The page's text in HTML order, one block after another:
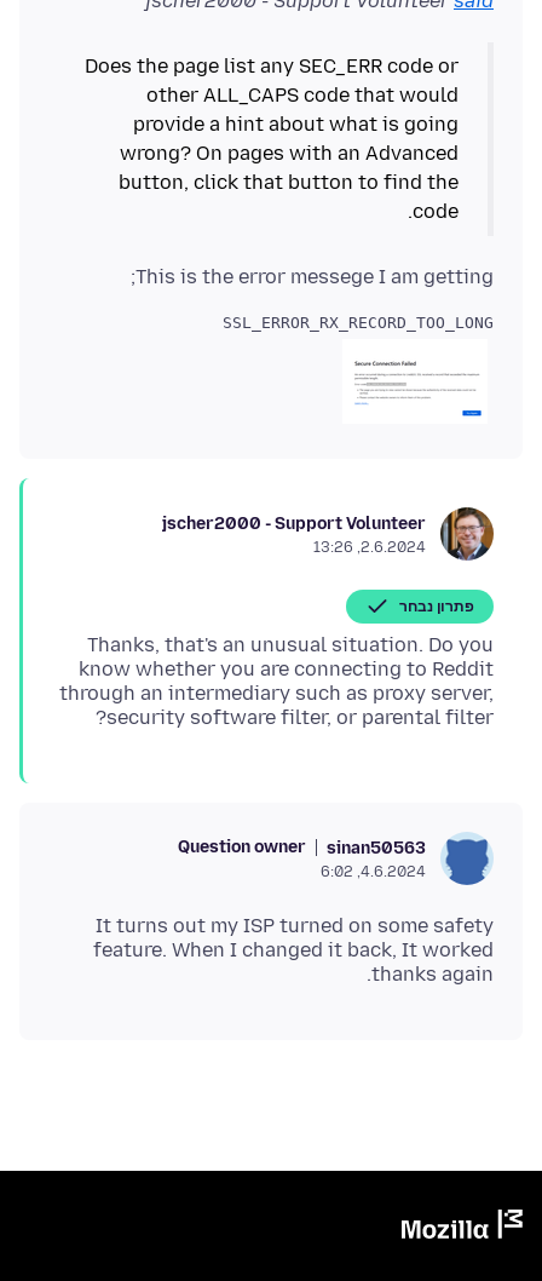
Does the page list any SEC_ERR code or
other ALL_CAPS code that would
provide a hint about what is going
wrong? On pages with an Advanced
button, click that button to find the
code.
This is the error messege I am getting;
SSL_ERROR_RX_RECORD_TOO_LONG
jscher2000 - Support Volunteer
2.6.2024, 13:26
פתרון נבחר
Thanks, that's an unusual situation. Do you
know whether you are connecting to Reddit
through an intermediary such as proxy server,
security software filter, or parental filter?
sinan50563
Question owner
4.6.2024, 6:02
It turns out my ISP turned on some safety
feature. When I changed it back, It worked
thanks again.